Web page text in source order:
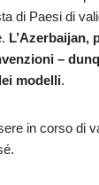
di Paesi di
L’Azerbaijan,
–
modelli.
in corso di